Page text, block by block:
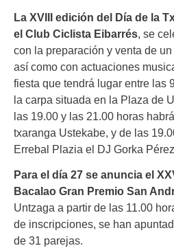
La XVIII edición del Día de la
el Club Ciclista Eibarrés, se
con la preparación y venta de
así como con actuaciones
fiesta que tendrá lugar entre las
la carpa situada en la Plaza de
las 19.00 y las 21.00 horas
txaranga Ustekabe, y de las
Errebal Plazia el DJ Gorka
Para el día 27 se anuncia el
Bacalao Gran Premio San
Untzaga a partir de las 11.00
de inscripciones, se han
de 31 parejas.